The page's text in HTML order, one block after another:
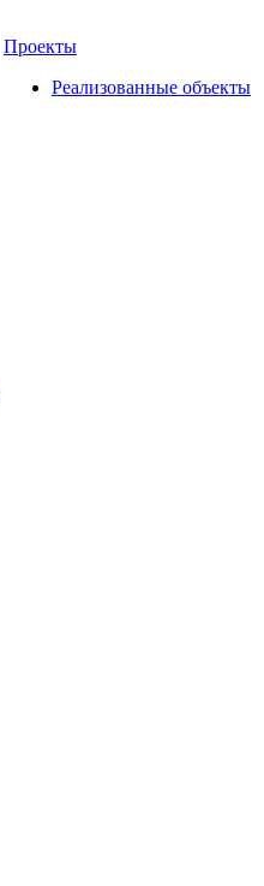
Проекты
Реализованные объекты